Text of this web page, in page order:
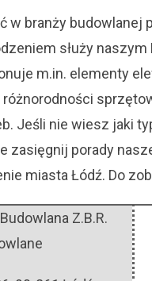
w branży budowlanej
służy
m.in. elementy
Jeśli nie wiesz jaki
zasięgnij porady
miasta Łódź. Do
Z.B.R.